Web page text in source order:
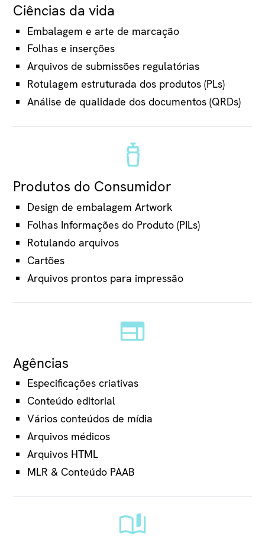
Ciências da vida
Embalagem e arte de marcação
Folhas e inserções
Arquivos de submissões regulatórias
Rotulagem estruturada dos produtos (PLs)
Análise de qualidade dos documentos (QRDs)
Produtos do Consumidor
Design de embalagem Artwork
Folhas Informações do Produto (PILs)
Rotulando arquivos
Cartões
Arquivos prontos para impressão
Agências
Especificações criativas
Conteúdo editorial
Vários conteúdos de mídia
Arquivos médicos
Arquivos HTML
MLR & Conteúdo PAAB